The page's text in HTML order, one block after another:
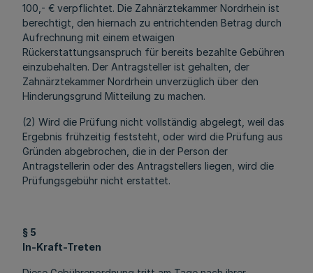
100,- € verpflichtet. Die Zahnärztekammer Nordrhein ist
berechtigt, den hiernach zu entrichtenden Betrag durch
Aufrechnung mit einem etwaigen
Rückerstattungsanspruch für bereits bezahlte Gebühren
einzubehalten. Der Antragsteller ist gehalten, der
Zahnärztekammer Nordrhein unverzüglich über den
Hinderungsgrund Mitteilung zu machen.
(2) Wird die Prüfung nicht vollständig abgelegt, weil das
Ergebnis frühzeitig feststeht, oder wird die Prüfung aus
Gründen abgebrochen, die in der Person der
Antragstellerin oder des Antragstellers liegen, wird die
Prüfungsgebühr nicht erstattet.
§ 5
In-Kraft-Treten